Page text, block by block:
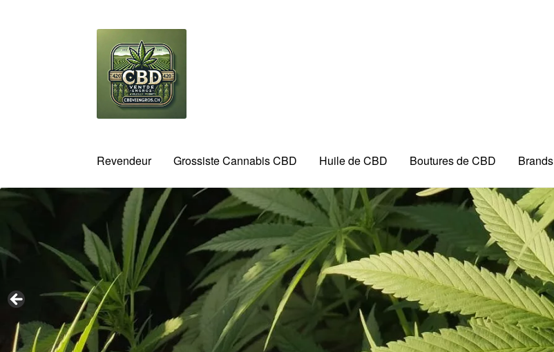
navigation
contenu
Revendeur Grossiste Cannabis CBD Huile de CBD Boutures de CBD Brands